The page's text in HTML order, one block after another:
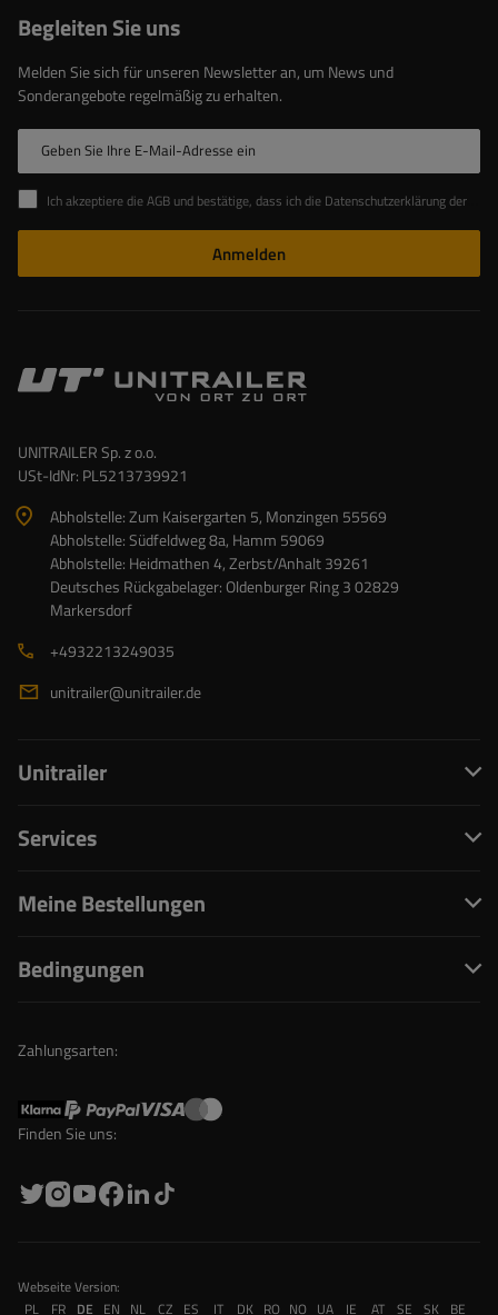
Begleiten Sie uns
Melden Sie sich für unseren Newsletter an, um News und
Sonderangebote regelmäßig zu erhalten.
Geben Sie Ihre E-Mail-Adresse ein
Ich akzeptiere die AGB und bestätige, dass ich die Datenschutzerklärung der Website zur Kenntnis genommen habe
Anmelden
UNITRAILER Sp. z o.o.
USt-IdNr: PL5213739921
Abholstelle: Zum Kaisergarten 5, Monzingen 55569
Abholstelle: Südfeldweg 8a, Hamm 59069
Abholstelle: Heidmathen 4, Zerbst/Anhalt 39261
Deutsches Rückgabelager: Oldenburger Ring 3 02829
Markersdorf
+4932213249035
unitrailer@unitrailer.de
Unitrailer
Services
Meine Bestellungen
Bedingungen
Zahlungsarten:
Finden Sie uns:
Webseite Version:
PL
FR DE EN NL CZ ES IT DK RO NO UA IE AT SE SK BE